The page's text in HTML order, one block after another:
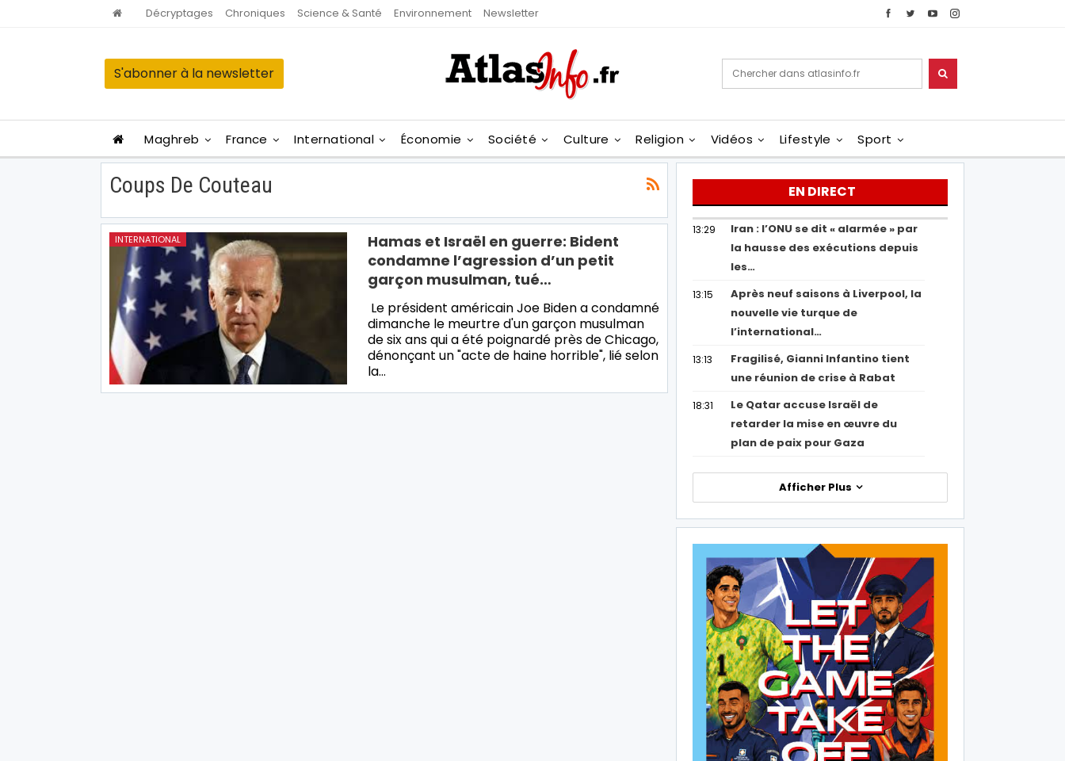
Décryptages Chroniques Science & Santé Environnement Newsletter
S'abonner à la newsletter
Maghreb France International Économie Société Culture Religion Vidéos Lifestyle Sport
Coups De Couteau
INTERNATIONAL
Hamas et Israël en guerre: Bident
condamne l’agression d’un petit
garçon musulman, tué…
Le président américain Joe Biden a condamné
dimanche le meurtre d'un garçon musulman
de six ans qui a été poignardé près de Chicago,
dénonçant un "acte de haine horrible", lié selon
la…
EN DIRECT
13:29
Iran : l’ONU se dit « alarmée » par
la hausse des exécutions depuis
les…
13:15
Après neuf saisons à Liverpool, la
nouvelle vie turque de
l’international…
13:13
Fragilisé, Gianni Infantino tient
une réunion de crise à Rabat
18:31
Le Qatar accuse Israël de
retarder la mise en œuvre du
plan de paix pour Gaza
Afficher Plus